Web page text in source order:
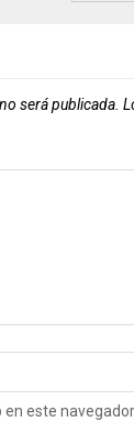
será publicada.
este